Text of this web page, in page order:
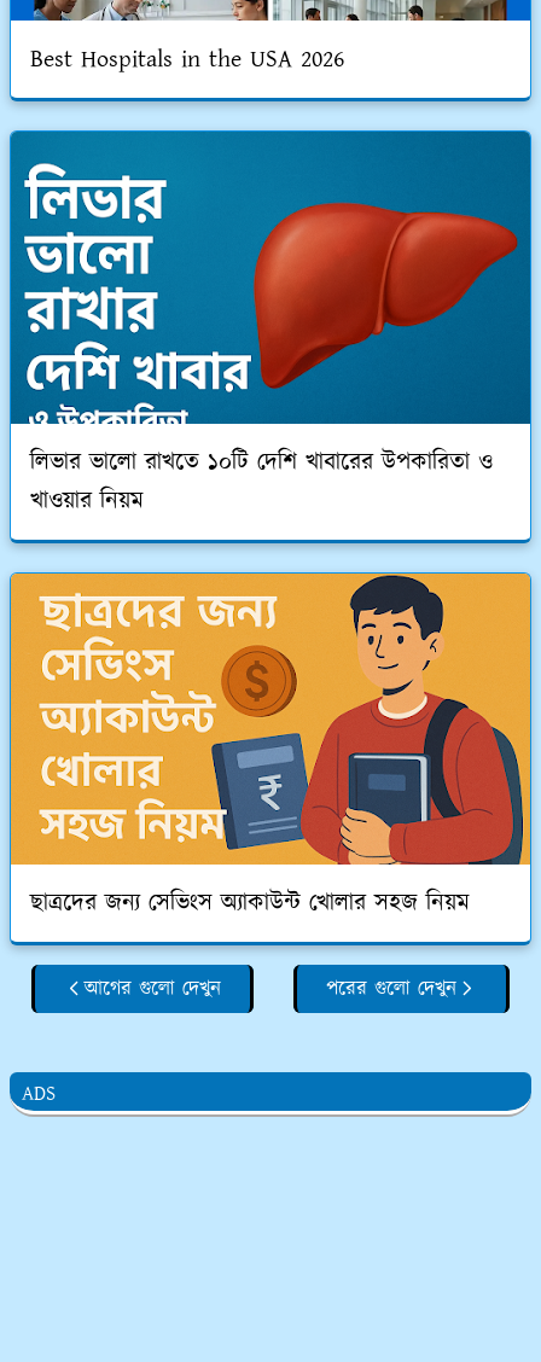
Best Hospitals in the USA 2026
লিভার ভালো রাখতে ১০টি দেশি খাবারের উপকারিতা ও
খাওয়ার নিয়ম
ছাত্রদের জন্য সেভিংস অ্যাকাউন্ট খোলার সহজ নিয়ম
আগের গুলো দেখুন পরের গুলো দেখুন
ADS